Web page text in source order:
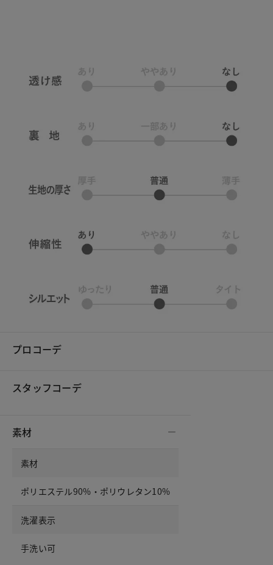
プロコーデ
スタッフコーデ
素材
素材
ポリエステル90%・ポリウレタン10%
洗濯表示
手洗い可